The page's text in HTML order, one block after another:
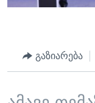
გაზიარება